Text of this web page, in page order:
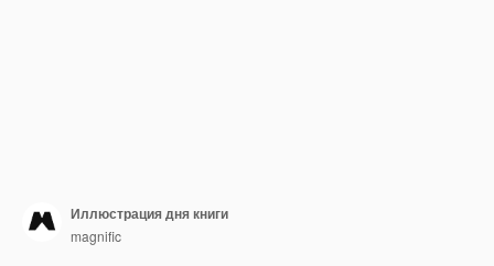
Иллюстрация дня книги
magnific